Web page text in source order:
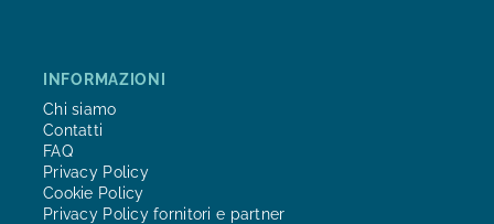
INFORMAZIONI
Chi siamo
Contatti
FAQ
Privacy Policy
Cookie Policy
Privacy Policy fornitori e partner